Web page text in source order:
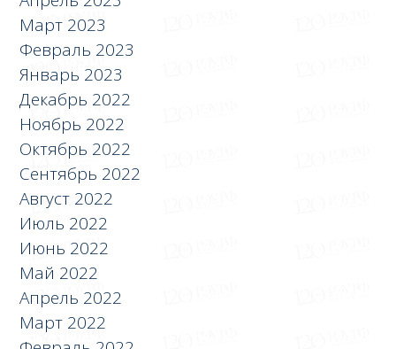
Март 2023
Февраль 2023
Январь 2023
Декабрь 2022
Ноябрь 2022
Октябрь 2022
Сентябрь 2022
Август 2022
Июль 2022
Июнь 2022
Май 2022
Апрель 2022
Март 2022